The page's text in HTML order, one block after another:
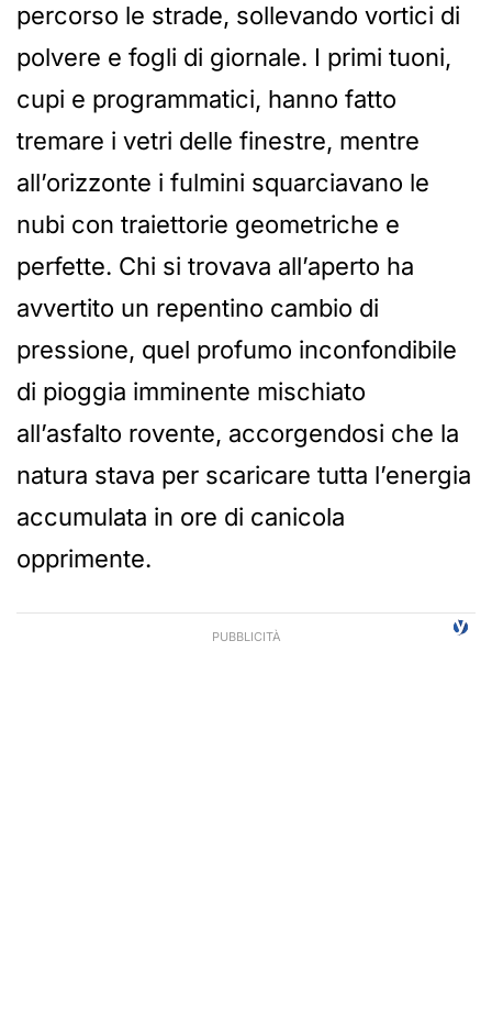
percorso le strade, sollevando vortici di
polvere e fogli di giornale. I primi tuoni,
cupi e programmatici, hanno fatto
tremare i vetri delle finestre, mentre
all’orizzonte i fulmini squarciavano le
nubi con traiettorie geometriche e
perfette. Chi si trovava all’aperto ha
avvertito un repentino cambio di
pressione, quel profumo inconfondibile
di pioggia imminente mischiato
all’asfalto rovente, accorgendosi che la
natura stava per scaricare tutta l’energia
accumulata in ore di canicola
opprimente.